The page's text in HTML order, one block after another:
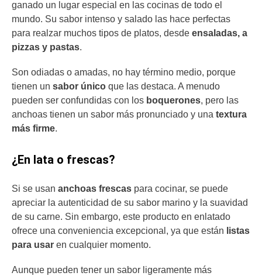
ganado un lugar especial en las cocinas de todo el
mundo. Su sabor intenso y salado las hace perfectas
para realzar muchos tipos de platos, desde ensaladas, a
pizzas y pastas.
Son odiadas o amadas, no hay término medio, porque
tienen un sabor único que las destaca. A menudo
pueden ser confundidas con los boquerones, pero las
anchoas tienen un sabor más pronunciado y una textura
más firme.
¿En lata o frescas?
Si se usan anchoas frescas para cocinar, se puede
apreciar la autenticidad de su sabor marino y la suavidad
de su carne. Sin embargo, este producto en enlatado
ofrece una conveniencia excepcional, ya que están listas
para usar en cualquier momento.
Aunque pueden tener un sabor ligeramente más